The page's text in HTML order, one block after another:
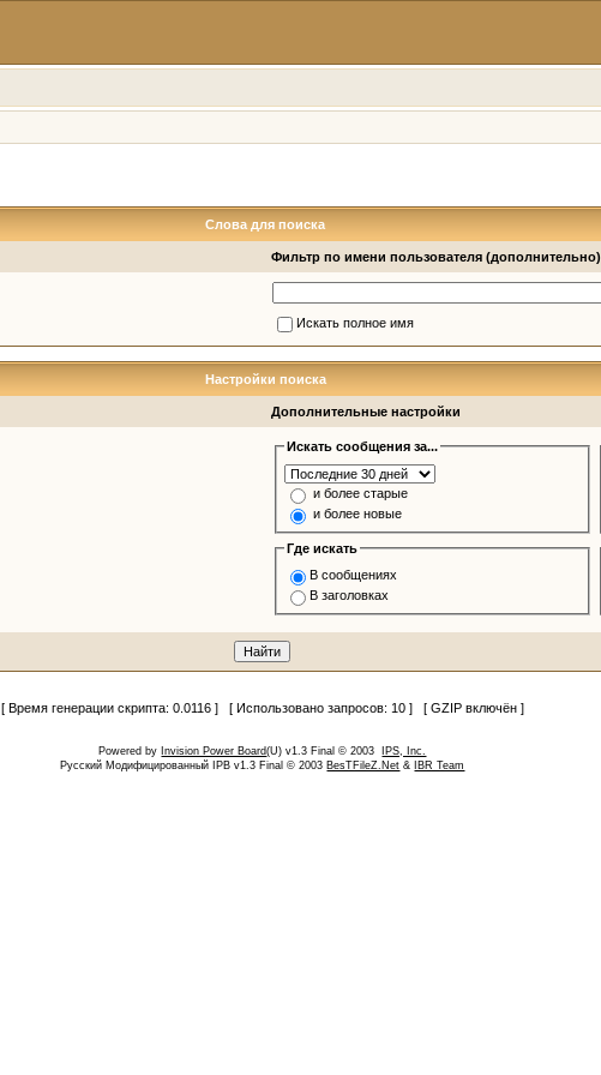
Слова для поиска
Фильтр по имени пользователя (дополнительно)
Искать полное имя
Настройки поиска
Дополнительные настройки
Искать сообщения за...
и более старые
и более новые
Где искать
В сообщениях
В заголовках
[ Время генерации скрипта: 0.0116 ] [ Использовано запросов: 10 ] [ GZIP включён ]
Powered by Invision Power Board(U) v1.3 Final © 2003
IPS, Inc.
Русский Модифицированный IPB v1.3 Final © 2003 BesTFileZ.Net & IBR Team